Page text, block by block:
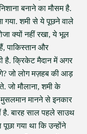
बनाने का मौसम है.
गया. शमी से ये पूछने वाले
क्यों नहीं रखा, ये भूल
पाकिस्तान और
है. क्रिकेट मैदान में अगर
जो लोग मज़हब की आड़
जो मौलाना, शमी के
मानने से इनकार
बारह साल पहले साउथ
गया था कि उन्होंने